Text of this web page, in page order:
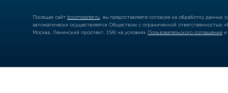
Посещая сайт boomstarter.ru , вы предоставляете согласие на обработку
автоматически осуществляется Обществом с ограниченной
Москва, Ленинский проспект, 15А) на условиях Пользовательского соглашения и